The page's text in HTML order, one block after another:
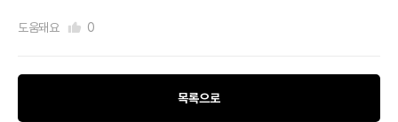
도움돼요 0
목록으로